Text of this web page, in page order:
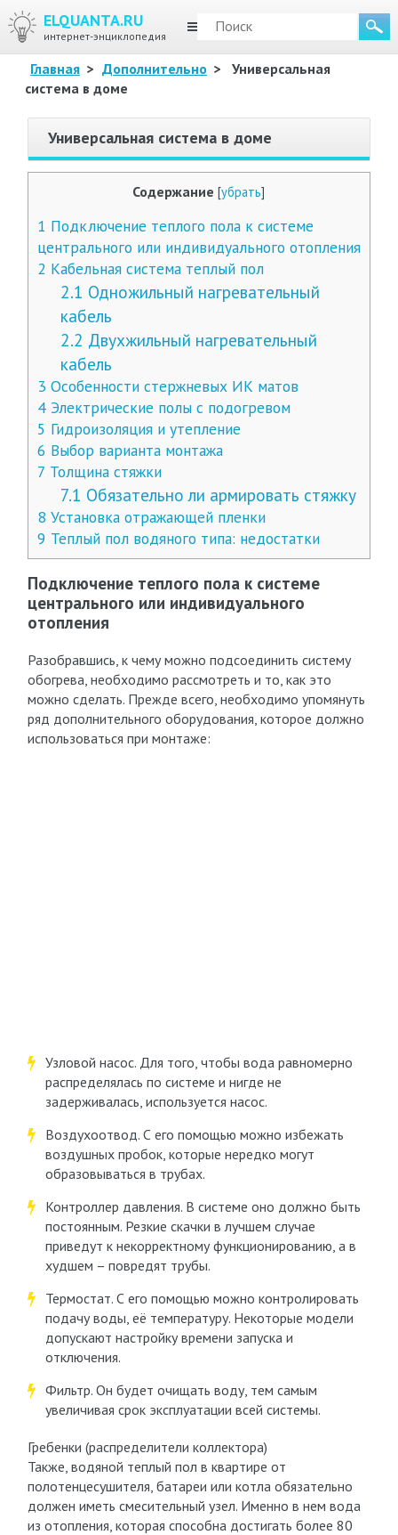
ELQUANTA.RU
интернет-энциклопедия
МЕНЮ
Главная > Дополнительно >
Универсальная
система в доме
Универсальная система в доме
Содержание [убрать]
1 Подключение теплого пола к системе
центрального или индивидуального отопления
2 Кабельная система теплый пол
2.1 Одножильный нагревательный
кабель
2.2 Двухжильный нагревательный
кабель
3 Особенности стержневых ИК матов
4Электрические полы с подогревом
5 Гидроизоляция и утепление
6 Выбор варианта монтажа
7 Толщина стяжки
7.1 Обязательно ли армировать стяжку
8 Установка отражающей пленки
9 Теплый пол водяного типа: недостатки
Подключение теплого пола к системе
центрального или индивидуального
отопления
Разобравшись, к чему можно подсоединить систему
обогрева, необходимо рассмотреть и то, как это
можно сделать. Прежде всего, необходимо упомянуть
ряд дополнительного оборудования, которое должно
использоваться при монтаже:
Узловой насос. Для того, чтобы вода равномерно
распределялась по системе и нигде не
задерживалась, используется насос.
Воздухоотвод. С его помощью можно избежать
воздушных пробок, которые нередко могут
образовываться в трубах.
Контроллер давления. В системе оно должно быть
постоянным. Резкие скачки в лучшем случае
приведут к некорректному функционированию, а в
худшем – повредят трубы.
Термостат. С его помощью можно контролировать
подачу воды, её температуру. Некоторые модели
допускают настройку времени запуска и
отключения.
Фильтр. Он будет очищать воду, тем самым
увеличивая срок эксплуатации всей системы.
Гребенки (распределители коллектора)
Также, водяной теплый пол в квартире от
полотенцесушителя, батареи или котла обязательно
должен иметь смесительный узел. Именно в нем вода
из отопления, которая способна достигать более 80